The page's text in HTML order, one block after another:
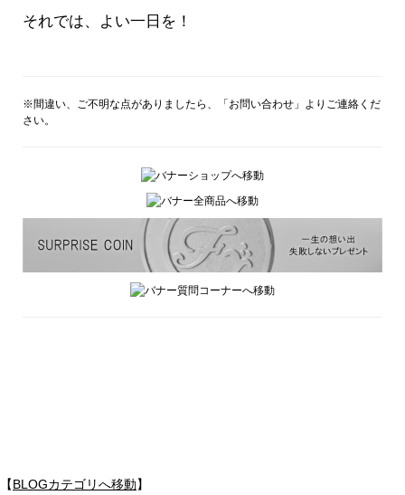
それでは、よい一日を！
※間違い、ご不明な点がありましたら、「お問い合わせ」よりご連絡くだ
さい。
【BLOGカテゴリへ移動】